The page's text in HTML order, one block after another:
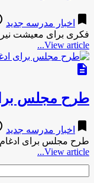
bookmark اخبار مدرسه جدید
فکری برای معیشت
View article...
description
طرح مجلس
bookmark اخبار مدرسه جدید
طرح مجلس برای ادغام وزارتخانه‌های علوم
View article...